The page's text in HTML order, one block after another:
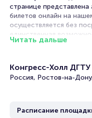
странице
билетов онлайн на
осуществляется без
единственная
Бит-Хариба и Хора
Ассирийских отцов
Среднее время на
Читать дальше
Конгресс-Холл ДГТУ
Россия, Ростов-на-
Расписание